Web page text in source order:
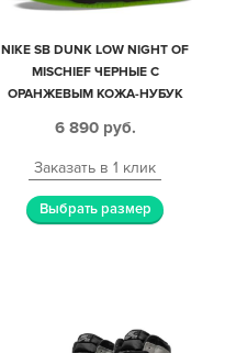
NIKE SB DUNK LOW NIGHT OF
MISCHIEF ЧЕРНЫЕ С
ОРАНЖЕВЫМ КОЖА-НУБУК
6 890 руб.
Заказать в 1 клик
Выбрать размер